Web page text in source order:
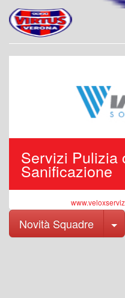
Servizi Pulizia
Sanificazione
Novità Squadre